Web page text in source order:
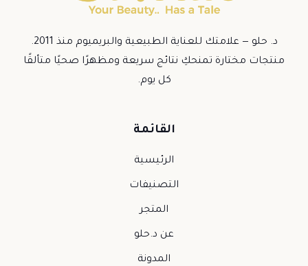
د. حلو — علامتك للعناية الطبيعية والبريميوم منذ 2011.
منتجات مختارة تمنحكِ نتائج سريعة ومظهرًا صحيًا متألقًا
كل يوم.
القائمة
الرئيسية
التصنيفات
المتجر
عن د.حلو
المدونة